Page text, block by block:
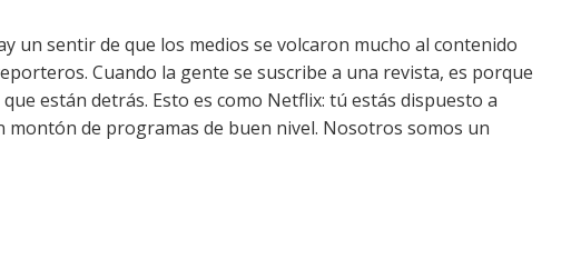
un sentir de que los medios se volcaron mucho al contenido
Cuando la gente se suscribe a una revista, es porque
están detrás. Esto es como Netflix: tú estás dispuesto a
de programas de buen nivel. Nosotros somos un